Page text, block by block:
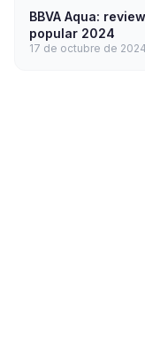
BBVA Aqua:
popular 2024
17 de octubre de 2024